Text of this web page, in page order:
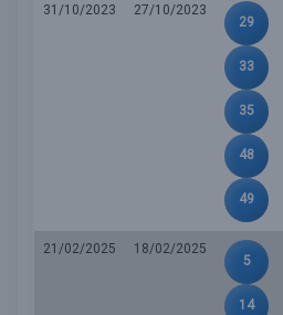
31/10/2023
27/10/2023
29
33
35
48
49
21/02/2025
18/02/2025
5
14